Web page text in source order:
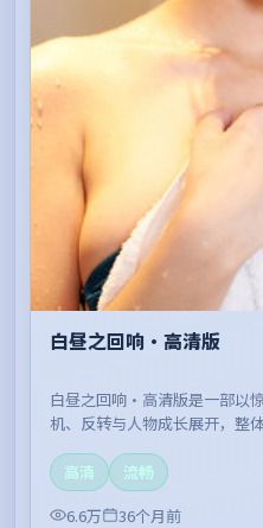
白昼之回响·高清版
白昼之回响·高清版是一部以
机、反转与人物成长展开，整
高清
流畅
6.6万
36个月前